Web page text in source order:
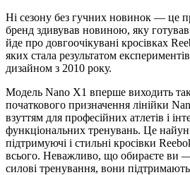
Ні сезону без гучних новинок — це
бренд здивував новиною, яку
йде про довгоочікувані кросівках
яких стала результатом
дизайном з 2010 року.
Модель Nano X1 вперше виходить
початкового призначення лінійки
взуттям для професійних атлетів і
функціональних тренувань. Це
підтримуючі і стильні кросівки
всього. Неважливо, що обираєте ви —
силові тренування, вони